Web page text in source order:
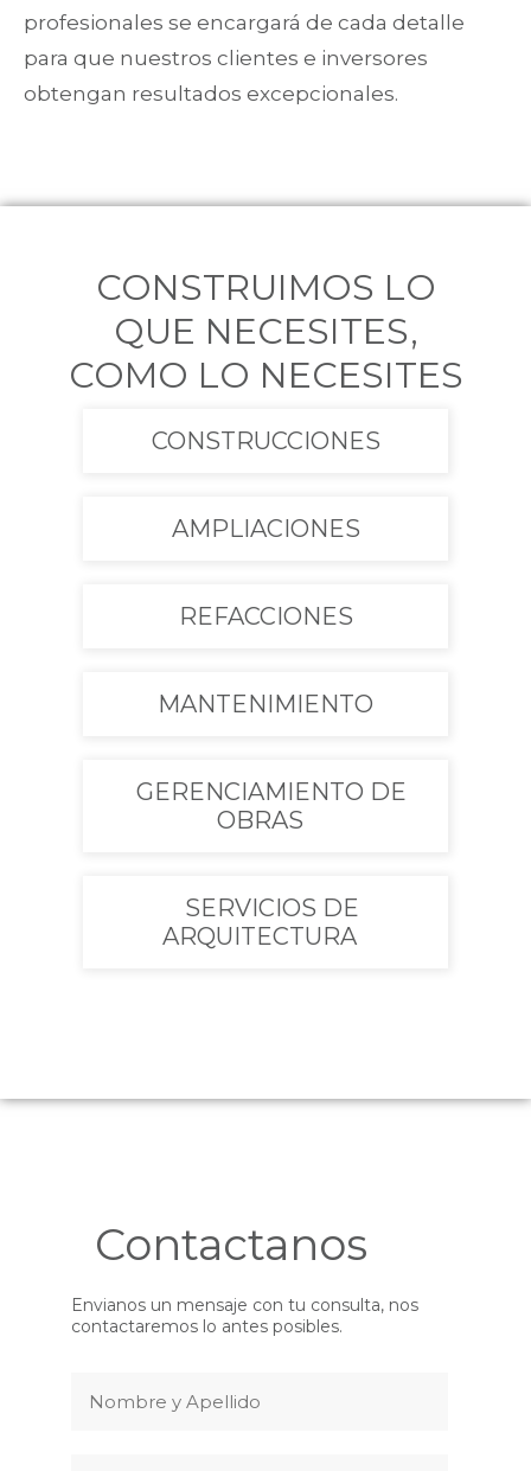
profesionales se encargará de cada detalle
para que nuestros clientes e inversores
obtengan resultados excepcionales.
CONSTRUIMOS LO
QUE NECESITES,
COMO LO NECESITES
CONSTRUCCIONES
AMPLIACIONES
REFACCIONES
MANTENIMIENTO
GERENCIAMIENTO DE
OBRAS
SERVICIOS DE
ARQUITECTURA
Contactanos
Envianos un mensaje con tu consulta, nos
contactaremos lo antes posibles.